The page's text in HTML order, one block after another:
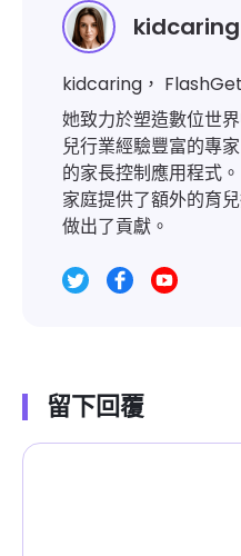
kidcaring
kidcaring，
她致力於塑造數位世
兒行業經驗豐富的專
的家長控制應用程式
家庭提供了額外的育
做出了貢獻。
留下回覆